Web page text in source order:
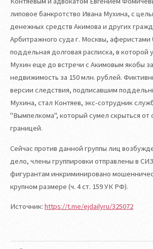
липовое банкротство Ивана Мухина, с
денежных средств Акимова и других
Арбитражного суда г. Москвы, аферистами
поддельная долговая расписка, в которой
Мухин еще до встречи с Акимовым якобы
недвижимость за 150 млн. рублей.
версии следствия, подписавшим
Мухина, стал Контяев, экс-сотрудник
"Вымпелкома", который сумел скрыться от
границей.
Сейчас против данной группы лиц
дело, члены группировки отправлены в
фигурантам инкриминировано
крупном размере (ч. 4 ст. 159 УК РФ).
Источник: https://t.me/ejdailyru/325072